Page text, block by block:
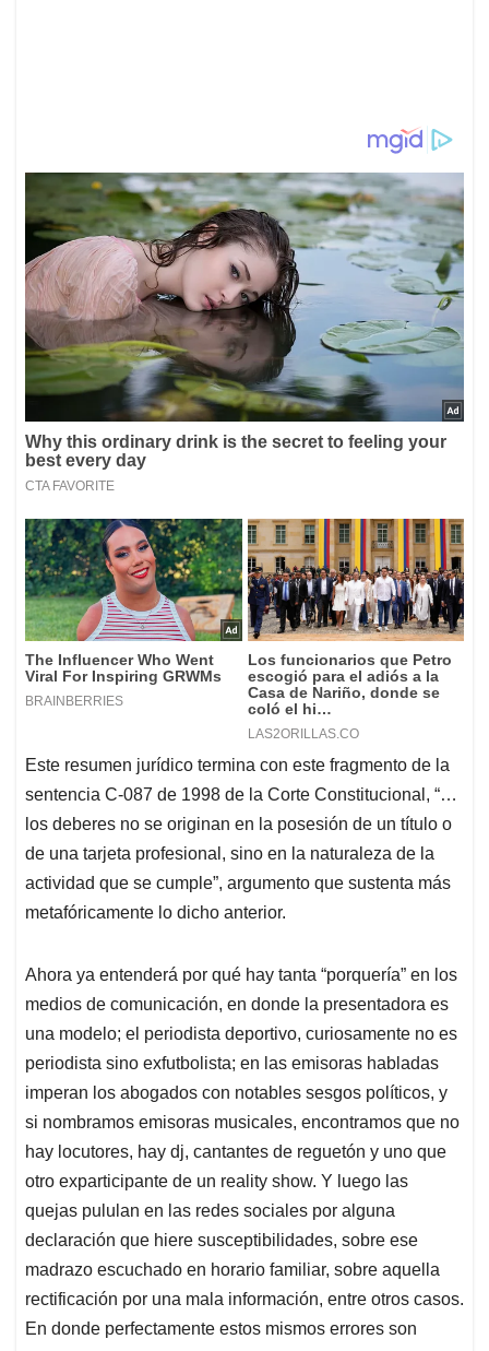
Este resumen jurídico termina con este fragmento de la
sentencia C-087 de 1998 de la Corte Constitucional, “…
los deberes no se originan en la posesión de un título o
de una tarjeta profesional, sino en la naturaleza de la
actividad que se cumple”, argumento que sustenta más
metafóricamente lo dicho anterior.
Ahora ya entenderá por qué hay tanta “porquería” en los
medios de comunicación, en donde la presentadora es
una modelo; el periodista deportivo, curiosamente no es
periodista sino exfutbolista; en las emisoras habladas
imperan los abogados con notables sesgos políticos, y
si nombramos emisoras musicales, encontramos que no
hay locutores, hay dj, cantantes de reguetón y uno que
otro exparticipante de un reality show. Y luego las
quejas pululan en las redes sociales por alguna
declaración que hiere susceptibilidades, sobre ese
madrazo escuchado en horario familiar, sobre aquella
rectificación por una mala información, entre otros casos.
En donde perfectamente estos mismos errores son